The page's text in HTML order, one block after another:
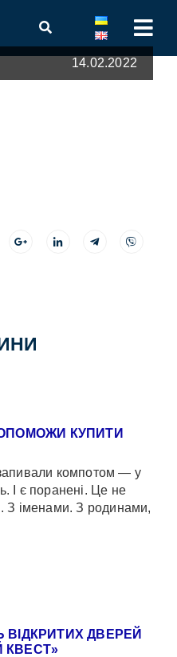
14.02.2022
КУПИТИ
компотом — у
І є поранені. Це не
З іменами. З родинами,
ВІДКРИТИХ ДВЕРЕЙ
КВЕСТ»